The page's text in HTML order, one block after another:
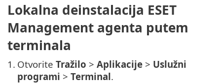
Lokalna deinstalacija ESET
Management agenta putem
terminala
1. Otvorite Tražilo > Aplikacije > Uslužni
programi > Terminal.